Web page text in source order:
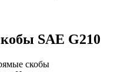
SAE G210